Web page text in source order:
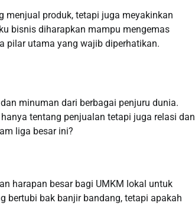
menjual produk, tetapi juga meyakinkan
bisnis diharapkan mampu mengemas
pilar utama yang wajib diperhatikan.
minuman dari berbagai penjuru dunia.
tentang penjualan tetapi juga relasi dan
liga besar ini?
harapan besar bagi UMKM lokal untuk
bertubi bak banjir bandang, tetapi apakah